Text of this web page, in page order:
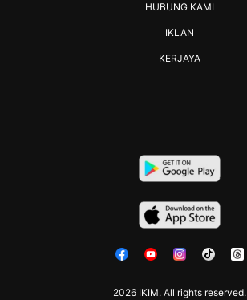
2026 IKIM. All rights reserved.
HUBUNG KAMI
IKLAN
KERJAYA